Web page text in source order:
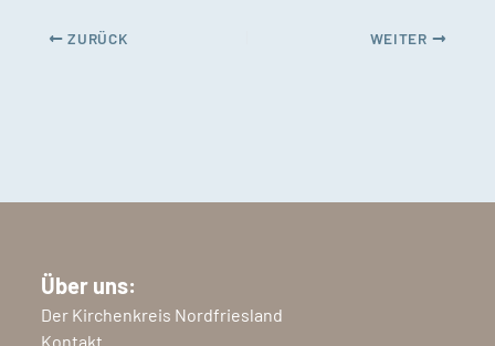
ZURÜCK WEITER
Über uns:
Der Kirchenkreis Nordfriesland
Kontakt